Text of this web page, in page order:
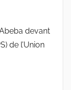
devant
de l’Union